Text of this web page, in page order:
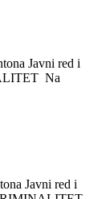
Javni red i
Na
Javni red i